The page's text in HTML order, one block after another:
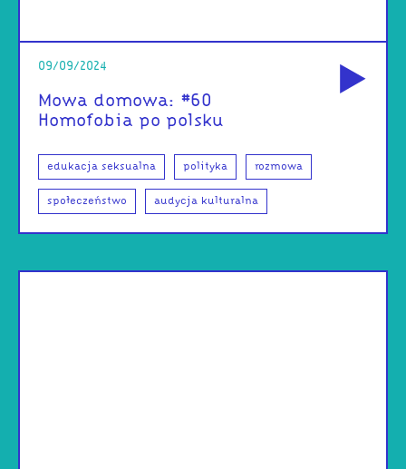
09/09/2024
Mowa domowa: #60
Homofobia po polsku
edukacja seksualna polityka rozmowa
społeczeństwo audycja kulturalna